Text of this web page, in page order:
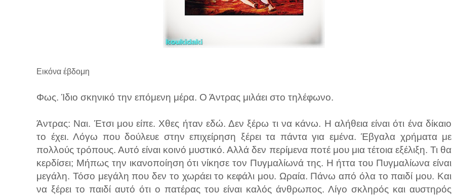
Εικόνα έβδομη
Φως. Ίδιο σκηνικό την επόμενη μέρα. Ο Άντρας μιλάει στο τηλέφωνο.
Άντρας: Ναι. Έτσι μου είπε. Χθες ήταν εδώ. Δεν ξέρω τι να κάνω. Η αλήθεια είναι ότι ένα δίκαιο
το έχει. Λόγω που δούλευε στην επιχείρηση ξέρει τα πάντα για εμένα. Έβγαλα χρήματα με
πολλούς τρόπους. Αυτό είναι κοινό μυστικό. Αλλά δεν περίμενα ποτέ μου μια τέτοια εξέλιξη. Τι θα
κερδίσει; Μήπως την ικανοποίηση ότι νίκησε τον Πυγμαλίωνά της. Η ήττα του Πυγμαλίωνα είναι
μεγάλη. Τόσο μεγάλη που δεν το χωράει το κεφάλι μου. Ωραία. Πάνω από όλα το παιδί μου. Και
να ξέρει το παιδί αυτό ότι ο πατέρας του είναι καλός άνθρωπος. Λίγο σκληρός και αυστηρός